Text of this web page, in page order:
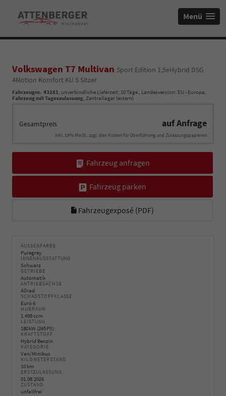
Menü
Volkswagen T7 Multivan Sport Edition 1,5eHybrid DSG
4Motion Komfort KÜ 5 Sitzer
Fahrzeugnr.: 43281, unverbindliche Lieferzeit: 10 Tage , Landesversion: EU - Europa,
Fahrzeug mit Tageszulassung, Zentrallager (extern)
Gesamtpreis auf Anfrage
inkl. 19% MwSt., zzgl. den Kosten für Überführung und Zulassungspapieren
Fahrzeug anfragen
Fahrzeug parken
Fahrzeugexposé (PDF)
AUSSENFARBE
Puregrey
INNENAUSSTATTUNG
Schwarz
GETRIEBE
Automatik
ANTRIEBSACHSE
Allrad
SCHADSTOFFKLASSE
Euro 6
HUBRAUM
1.498 ccm
LEISTUNG
180 kW (245 PS)
KRAFTSTOFF
Hybrid Benzin
KATEGORIE
Van/Minibus
KILOMETERSTAND
10 km
ERSTZULASSUNG
01.08.2026
ZUSTAND
unfallfrei